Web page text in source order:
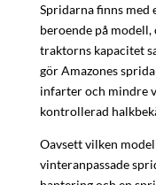
Spridarna finns
beroende på modell,
traktorns kapacitet
gör Amazones
infarter och mindre
kontrollerad
Oavsett vilken
vinteranpassade